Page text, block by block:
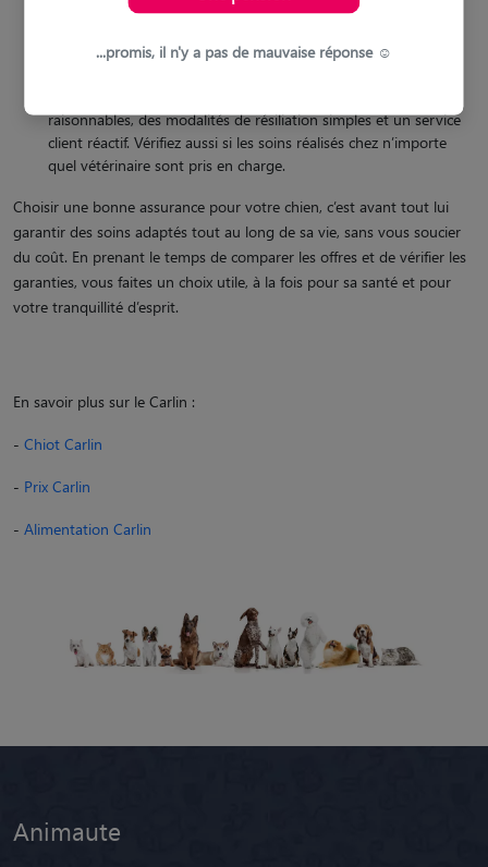
annuels et les franchises. Une formule économique peut
cas de problème de santé sérieux.
raisonnables, des modalités de résiliation simples et un service
client réactif. Vérifiez aussi si les soins réalisés chez n’importe
quel vétérinaire sont pris en charge.
Choisir une bonne assurance pour votre chien, c’est avant tout lui
garantir des soins adaptés tout au long de sa vie, sans vous soucier
du coût. En prenant le temps de comparer les offres et de vérifier les
garanties, vous faites un choix utile, à la fois pour sa santé et pour
votre tranquillité d’esprit.
En savoir plus sur le Carlin :
- Chiot Carlin
- Prix Carlin
- Alimentation Carlin
...promis, il n'y a pas de mauvaise réponse ☺️
Animaute